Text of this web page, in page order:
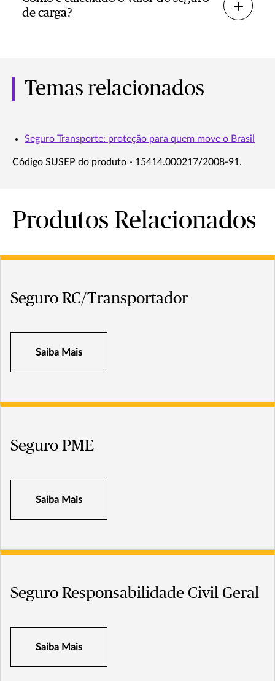
de carga?
Temas relacionados
Seguro Transporte: proteção para quem move o Brasil
Código SUSEP do produto - 15414.000217/2008-91.
Produtos Relacionados
Seguro RC/Transportador
Saiba Mais
Seguro PME
Saiba Mais
Seguro Responsabilidade Civil Geral
Saiba Mais